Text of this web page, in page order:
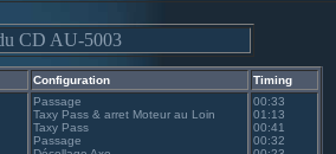
Configuration
Timing
Passage
Taxy Pass & arret Moteur au Loin
Taxy Pass
Passage
00:33
01:13
00:41
00:32
CD AU-5003